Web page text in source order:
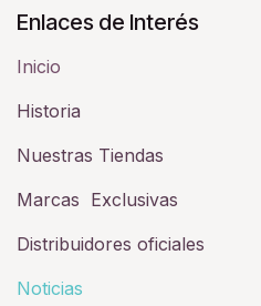
Enlaces de Interés
Inicio
Historia​
Nuestras Tiendas
Marcas Exclusivas
Distribuidores oficiales
Noticias